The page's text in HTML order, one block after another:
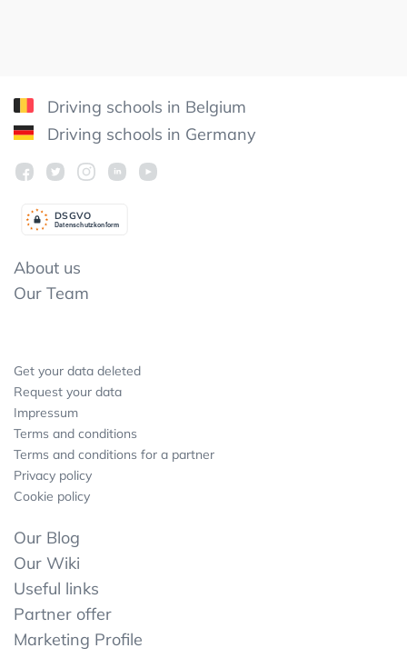
Driving schools in Belgium
Driving schools in Germany
Datenschutzkonform
DSGVO
About us
Our Team
Get your data deleted
Request your data
Impressum
Terms and conditions
Terms and conditions for a partner
Privacy policy
Cookie policy
Our Blog
Our Wiki
Useful links
Partner offer
Marketing Profile